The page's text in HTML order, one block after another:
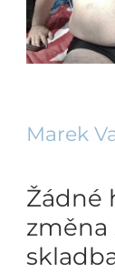
Marek
Žádné
změna